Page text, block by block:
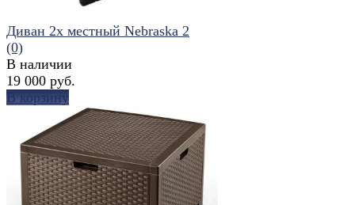
избранное сравнить
Диван 2х местный Nebraska 2
(0)
В наличии
19 000 руб.
В корзину